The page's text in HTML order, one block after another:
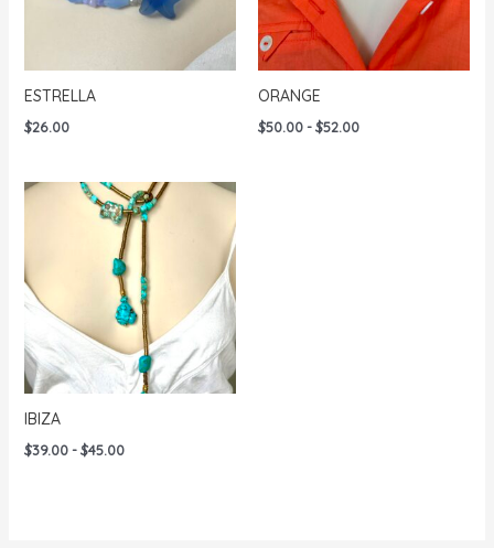
ESTRELLA
$26.00
ORANGE
$50.00-$52.00Rango
IBIZA
$39.00 - $45.00Rango